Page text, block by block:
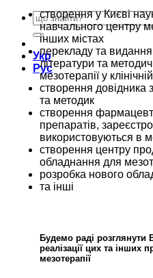
Укр
Рус
створення у Києві
навчального центру
інших містах
перекладу та
літератури та
мезотерапії у
створення довідника
та методик
створення
препаратів,
використовуються в
створення центру
обладнання для
розробка нового
та інші
Будемо раді розглянути
реалізації цих та інших
мезотерапії